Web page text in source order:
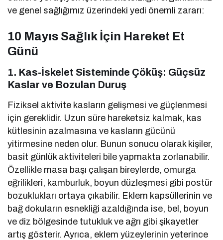
ve genel sağlığımız üzerindeki yedi önemli zararı:
10 Mayıs Sağlık İçin Hareket Et
Günü
1. Kas-İskelet Sisteminde Çöküş: Güçsüz
Kaslar ve Bozulan Duruş
Fiziksel aktivite kasların gelişmesi ve güçlenmesi
için gereklidir. Uzun süre hareketsiz kalmak, kas
kütlesinin azalmasına ve kasların gücünü
yitirmesine neden olur. Bunun sonucu olarak kişiler,
basit günlük aktiviteleri bile yapmakta zorlanabilir.
Özellikle masa başı çalışan bireylerde, omurga
eğrilikleri, kamburluk, boyun düzleşmesi gibi postür
bozuklukları ortaya çıkabilir. Eklem kapsüllerinin ve
bağ dokuların esnekliği azaldığında ise, bel, boyun
ve diz bölgesinde tutukluk ve ağrı gibi şikayetler
artış gösterir. Ayrıca, eklem yüzeylerinin yeterince